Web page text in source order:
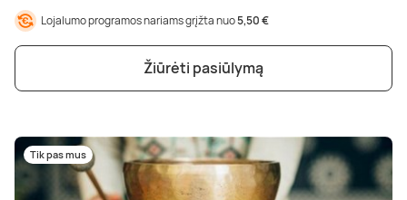
Poilsis dvaruose ir pilyse
Masažų kompleksai
Kitos vandens pramogos
Lojalumo programos nariams grįžta nuo5,50 €
Žiūrėti pasiūlymą
Tik pas mus